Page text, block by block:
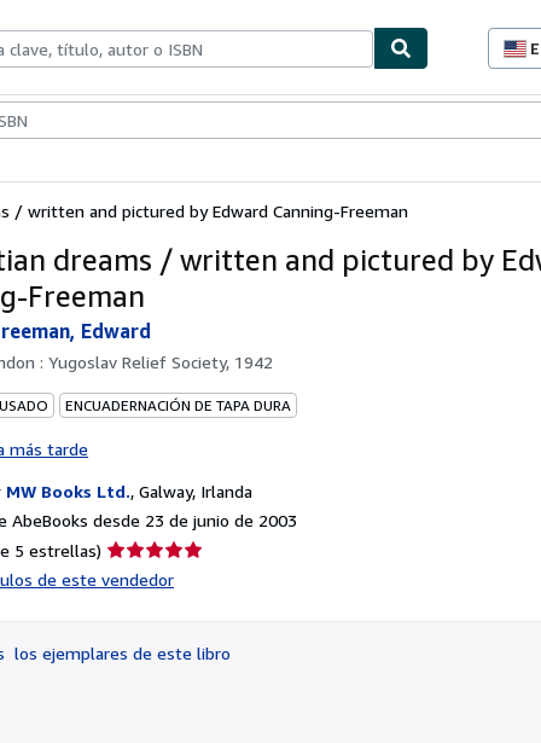
/ written and pictured by Edward Canning-Freeman
dreams / written and pictured by
Freeman
Edward
: Yugoslav Relief Society, 1942
ENCUADERNACIÓN DE TAPA DURA
más tarde
MW Books Ltd., Galway, Irlanda
AbeBooks desde 23 de junio de 2003
5 estrellas) Calificación
de este vendedor
los ejemplares de este libro